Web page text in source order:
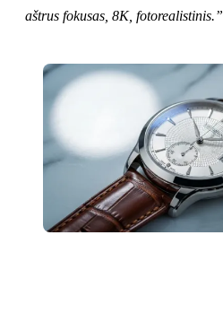
aštrus fokusas, 8K, fotorealistinis.”